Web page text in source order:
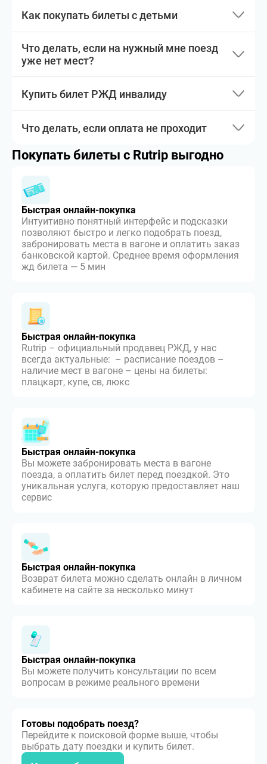
Как покупать билеты с детьми
Что делать, если на нужный мне поезд
уже нет мест?
Купить билет РЖД инвалиду
Что делать, если оплата не проходит
Покупать билеты с Rutrip выгодно
Быстрая онлайн-покупка
Интуитивно понятный интерфейс и подсказки
позволяют быстро и легко подобрать поезд,
забронировать места в вагоне и оплатить заказ
банковской картой. Среднее время оформления
жд билета — 5 мин
Быстрая онлайн-покупка
Rutrip – официальный продавец РЖД, у нас
всегда актуальные: – расписание поездов –
наличие мест в вагоне – цены на билеты:
плацкарт, купе, св, люкс
Быстрая онлайн-покупка
Вы можете забронировать места в вагоне
поезда, а оплатить билет перед поездкой. Это
уникальная услуга, которую предоставляет наш
сервис
Быстрая онлайн-покупка
Возврат билета можно сделать онлайн в личном
кабинете на сайте за несколько минут
Быстрая онлайн-покупка
Вы можете получить консультации по всем
вопросам в режиме реального времени
Готовы подобрать поезд?
Перейдите к поисковой форме выше, чтобы
выбрать дату поездки и купить билет.